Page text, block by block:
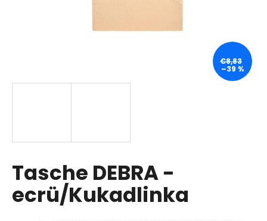
Tasche DEBRA -
ecrü/Kukadlinka
€8,83
–39 %
p
f
e
h